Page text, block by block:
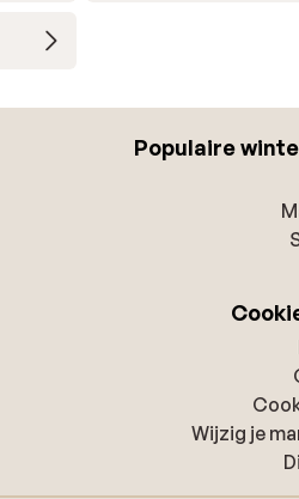
Populaire
Wijzig je